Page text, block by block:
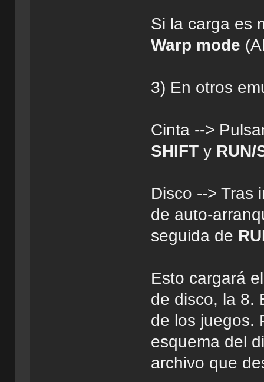
Si la carga es
Warp mode
3) En otros
Cinta -->
SHIFT y RUN/
Disco --> Tras
de auto-
seguida de
Esto cargará
de disco, la 8.
de los juegos.
esquema del
archivo que